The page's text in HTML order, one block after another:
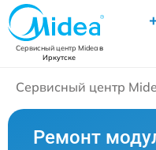
Сервисный центр Mideaв
Иркутске
Сервисный центр
Ремонт